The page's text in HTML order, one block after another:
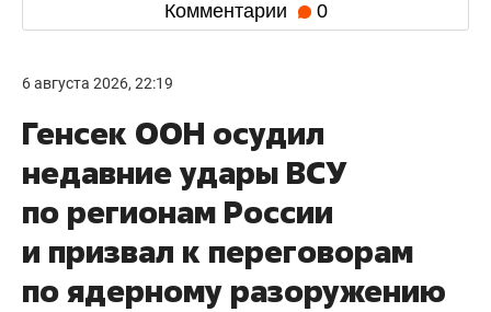
Комментарии 0
6 августа 2026, 22:19
Генсек ООН осудил
недавние удары ВСУ
по регионам России
и призвал к переговорам
по ядерному разоружению